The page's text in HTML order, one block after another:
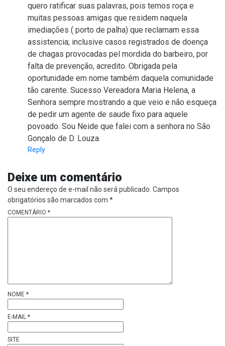
quero ratificar suas palavras, pois temos roça e
muitas pessoas amigas que residem naquela
imediações ( porto de palha) que reclamam essa
assistencia; inclusive casos registrados de doença
de chagas provocadas pel mordida do barbeiro, por
falta de prevenção, acredito. Obrigada pela
oportunidade em nome também daquela comunidade
tão carente. Sucesso Vereadora Maria Helena, a
Senhora sempre mostrando a que veio e não esqueça
de pedir um agente de saude fixo para aquele
povoado. Sou Neide que falei com a senhora no São
Gonçalo de D. Louza.
Reply
Deixe um comentário
O seu endereço de e-mail não será publicado. Campos
obrigatórios são marcados com *
COMENTÁRIO *
NOME *
E-MAIL *
SITE